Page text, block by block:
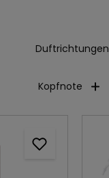
Duftrichtungen
Kopfnote